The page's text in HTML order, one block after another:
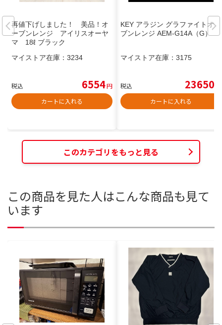
再値下げしました！ 美品！オ
ーブンレンジ アイリスオーヤ
マ 18ℓ ブラック
マイストア在庫： 3234
税込 6554円
カートに入れる
KEY アラジン グラファイトオー
ブンレンジ AEM-G14A（G）
マイストア在庫： 3175
税込 23650
カートに入れる
このカテゴリをもっと見る
この商品を見た人はこんな商品も見て
います